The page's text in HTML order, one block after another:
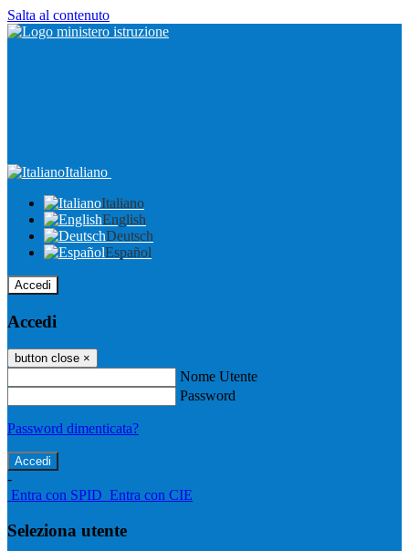
Salta al contenuto
Italiano
Italiano
English
Deutsch
Español
Accedi
Accedi
button close ×
Nome Utente
Password
Password dimenticata?
-
Entra con SPID Entra con CIE
Seleziona utente